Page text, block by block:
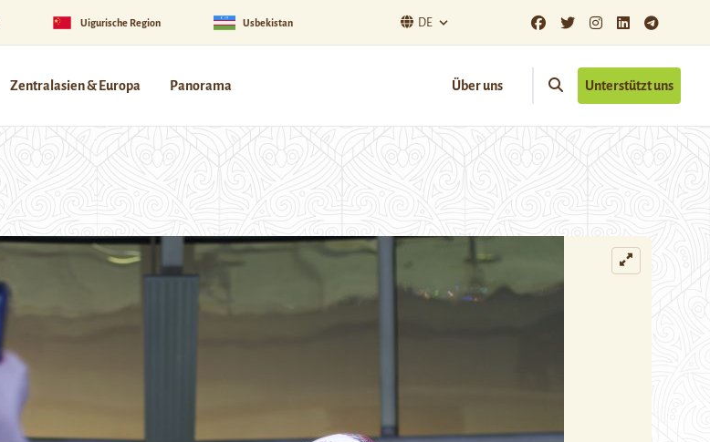
Uigurische Region Usbekistan DE
Zentralasien & Europa Panorama Über uns Unterstützt uns